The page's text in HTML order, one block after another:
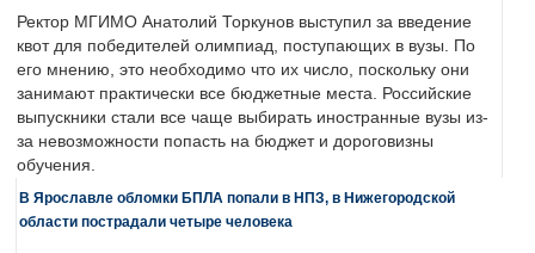
Ректор МГИМО Анатолий Торкунов выступил за введение
квот для победителей олимпиад, поступающих в вузы. По
его мнению, это необходимо что их число, поскольку они
занимают практически все бюджетные места. Российские
выпускники стали все чаще выбирать иностранные вузы из-
за невозможности попасть на бюджет и дороговизны
обучения.
В Ярославле обломки БПЛА попали в НПЗ, в Нижегородской
области пострадали четыре человека